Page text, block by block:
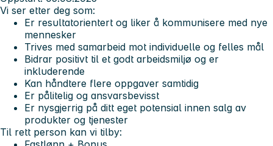
Vi ser etter deg som:
Er resultatorientert og liker å kommunisere med nye
mennesker
Trives med samarbeid mot individuelle og felles mål
Bidrar positivt til et godt arbeidsmiljø og er
inkluderende
Kan håndtere flere oppgaver samtidig
Er pålitelig og ansvarsbevisst
Er nysgjerrig på ditt eget potensial innen salg av
produkter og tjenester
Til rett person kan vi tilby: